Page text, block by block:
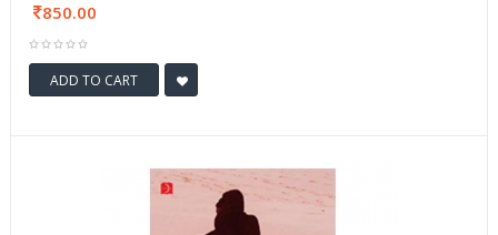
850.00
ADD TO CART